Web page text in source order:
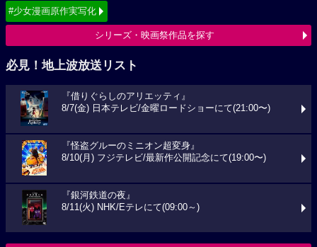
#少女漫画原作実写化
シリーズ・映画祭作品を探す
必見！地上波放送リスト
『借りぐらしのアリエッティ』
8/7(金) 日本テレビ/金曜ロードショーにて(21:00〜)
『怪盗グルーのミニオン超変身』
8/10(月) フジテレビ/最新作公開記念にて(19:00〜)
『銀河鉄道の夜』
8/11(火) NHK/Eテレにて(09:00～)